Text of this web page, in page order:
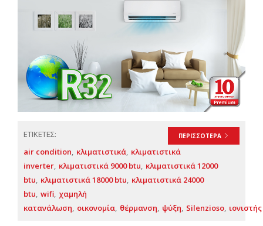
ΠΕΡΙΣΣΟΤΕΡΑ
ΕΤΙΚΕΤΕΣ:
air condition κλιματιστικά κλιματιστικά
inverter κλιματιστικά 9000 btu κλιματιστικά 12000
btu κλιματιστικά 18000 btu κλιματιστικά 24000
btu wifi χαμηλή
κατανάλωση οικονομία θέρμανση ψύξη Silenzioso ιονιστής